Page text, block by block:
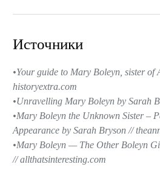
Источники
Your guide to Mary Boleyn, sister of
historyextra.com
Unravelling Mary Boleyn by Sarah
Mary Boleyn the Unknown Sister –
Appearance by Sarah Bryson //
Mary Boleyn — The Other Boleyn
// allthatsinteresting.com